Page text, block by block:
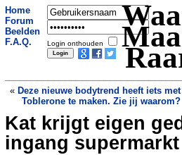
Home
Forum
Beelden
F.A.Q.
Login onthouden
« Deze nieuwe bodytrend heeft iets met
Toblerone te maken. Zie jij waarom?
Britse
maanden
Kat krijgt eigen
ingang supermarkt